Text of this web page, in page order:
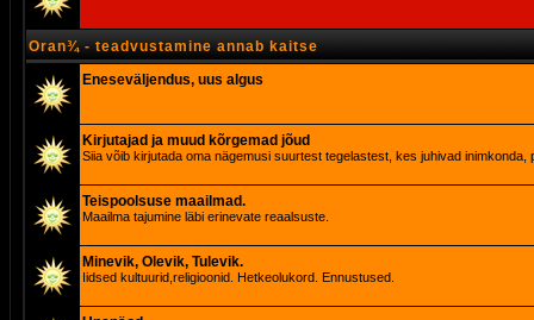
Oran¾ - teadvustamine annab kaitse
Eneseväljendus, uus algus
Kirjutajad ja muud kõrgemad jõud
Siia võib kirjutada oma nägemusi suurtest tegelastest, kes juhivad inimkonda,
Teispoolsuse maailmad.
Maailma tajumine läbi erinevate reaalsuste.
Minevik, Olevik, Tulevik.
Iidsed kultuurid,religioonid. Hetkeolukord. Ennustused.